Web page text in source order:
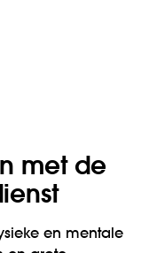
met de
en mentale